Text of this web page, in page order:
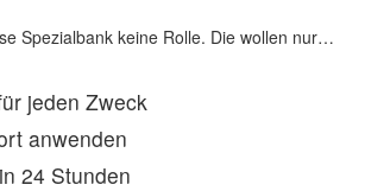
Spezialbank keine Rolle. Die wollen nur…
jeden Zweck
anwenden
24 Stunden